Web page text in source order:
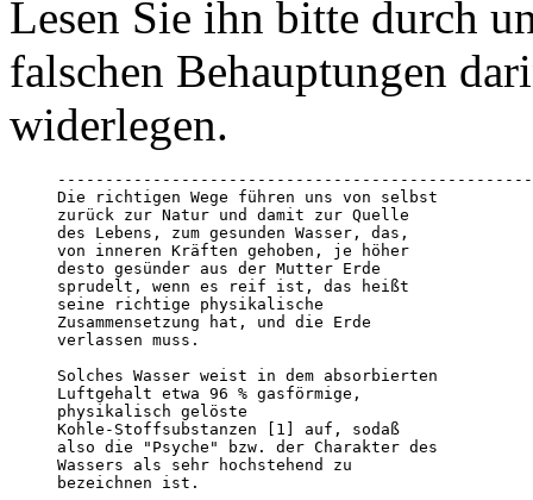
Lesen Sie ihn bitte durch
falschen Behauptungen
widerlegen.
Die richtigen Wege führen uns von selbst
zurück zur Natur und damit zur Quelle
des Lebens, zum gesunden Wasser, das,
von inneren Kräften gehoben, je höher
desto gesünder aus der Mutter Erde
sprudelt, wenn es reif ist, das heißt
seine richtige physikalische
Zusammensetzung hat, und die Erde
verlassen muss.
Solches Wasser weist in dem absorbierten
Luftgehalt etwa 96 % gasförmige,
physikalisch gelöste
Kohle-Stoffsubstanzen [1] auf, sodaß
also die "Psyche" bzw. der Charakter des
Wassers als sehr hochstehend zu
bezeichnen ist.